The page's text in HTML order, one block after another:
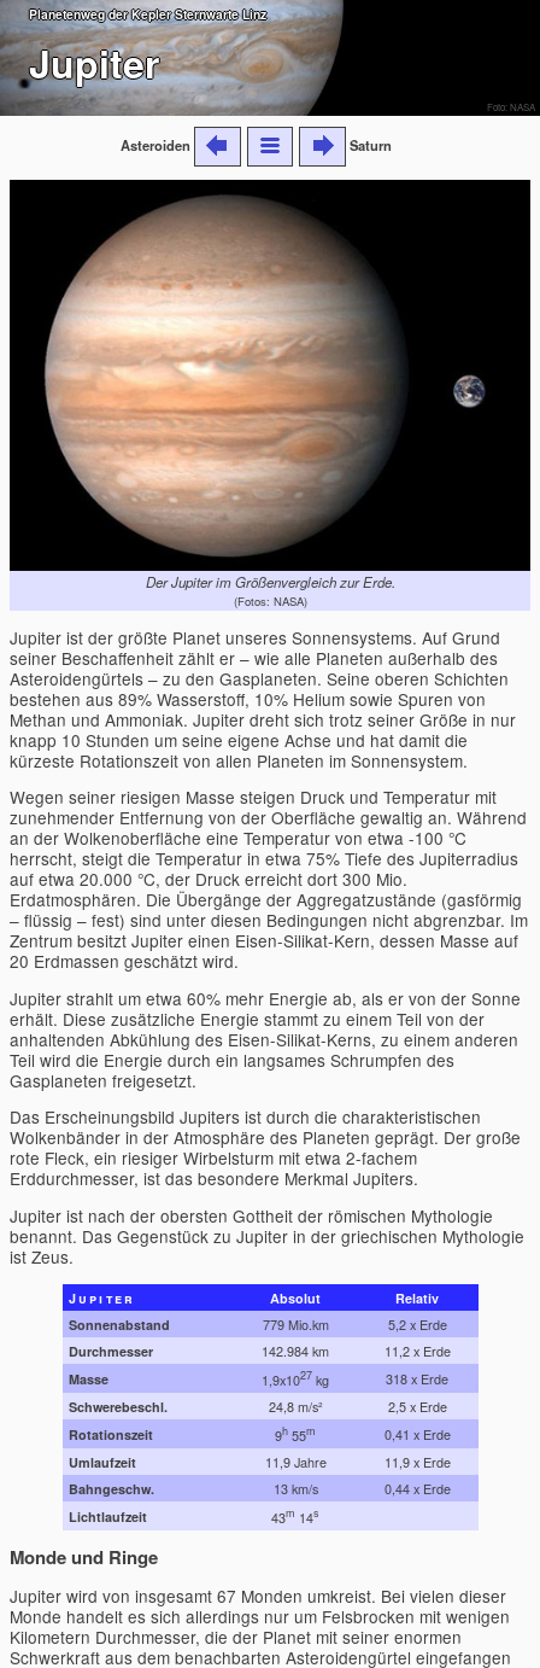
Planetenweg der Kepler Sternwarte Linz
Jupiter
Foto: NASA
Asteroiden Saturn
Der Jupiter im Größenvergleich zur Erde.
(Fotos: NASA)
Jupiter ist der größte Planet unseres Sonnensystems. Auf Grund
seiner Beschaffenheit zählt er – wie alle Planeten außerhalb des
Asteroidengürtels – zu den Gasplaneten. Seine oberen Schichten
bestehen aus 89% Wasserstoff, 10% Helium sowie Spuren von
Methan und Ammoniak. Jupiter dreht sich trotz seiner Größe in nur
knapp 10 Stunden um seine eigene Achse und hat damit die
kürzeste Rotationszeit von allen Planeten im Sonnensystem.
Wegen seiner riesigen Masse steigen Druck und Temperatur mit
zunehmender Entfernung von der Oberfläche gewaltig an. Während
an der Wolkenoberfläche eine Temperatur von etwa -100 °C
herrscht, steigt die Temperatur in etwa 75% Tiefe des Jupiterradius
auf etwa 20.000 °C, der Druck erreicht dort 300 Mio.
Erdatmosphären. Die Übergänge der Aggregatzustände (gasförmig
– flüssig – fest) sind unter diesen Bedingungen nicht abgrenzbar. Im
Zentrum besitzt Jupiter einen Eisen-Silikat-Kern, dessen Masse auf
20 Erdmassen geschätzt wird.
Jupiter strahlt um etwa 60% mehr Energie ab, als er von der Sonne
erhält. Diese zusätzliche Energie stammt zu einem Teil von der
anhaltenden Abkühlung des Eisen-Silikat-Kerns, zu einem anderen
Teil wird die Energie durch ein langsames Schrumpfen des
Gasplaneten freigesetzt.
Das Erscheinungsbild Jupiters ist durch die charakteristischen
Wolkenbänder in der Atmosphäre des Planeten geprägt. Der große
rote Fleck, ein riesiger Wirbelsturm mit etwa 2-fachem
Erddurchmesser, ist das besondere Merkmal Jupiters.
Jupiter ist nach der obersten Gottheit der römischen Mythologie
benannt. Das Gegenstück zu Jupiter in der griechischen Mythologie
ist Zeus.
Jupiter Absolut
Relativ
Sonnenabstand
779 Mio.km
5,2 x Erde
Durchmesser
142.984 km
11,2 x Erde
Masse
1,9x1027 kg
318 x Erde
Schwerebeschl.
24,8 m/s²
2,5 x Erde
Rotationszeit
9h 55m
0,41 x Erde
Umlaufzeit
11,9 Jahre
11,9 x Erde
Bahngeschw.
13 km/s
0,44 x Erde
Lichtlaufzeit
43m 14s
Monde und Ringe
Jupiter wird von insgesamt 67 Monden umkreist. Bei vielen dieser
Monde handelt es sich allerdings nur um Felsbrocken mit wenigen
Kilometern Durchmesser, die der Planet mit seiner enormen
Schwerkraft aus dem benachbarten Asteroidengürtel eingefangen